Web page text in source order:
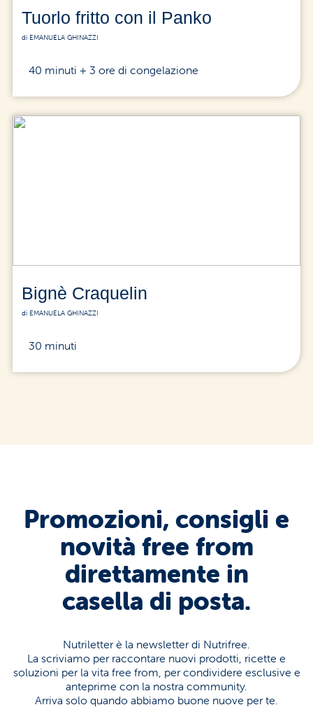
Tuorlo fritto con il Panko
di EMANUELA GHINAZZI
40 minuti + 3 ore di congelazione
Bignè Craquelin
di EMANUELA GHINAZZI
30 minuti
Promozioni, consigli e
novità free from
direttamente in
casella di posta.
Nutriletter è la newsletter di Nutrifree.
La scriviamo per raccontare nuovi prodotti, ricette e
soluzioni per la vita free from, per condividere esclusive e
anteprime con la nostra community.
Arriva solo quando abbiamo buone nuove per te.